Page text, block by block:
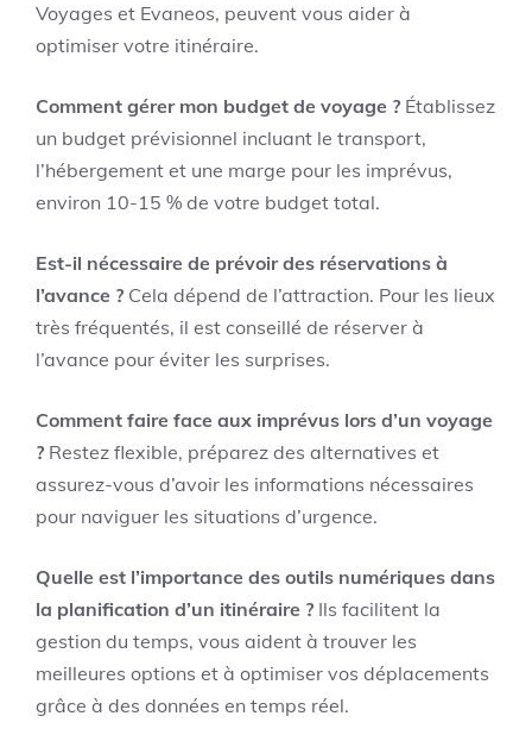
Voyages et Evaneos, peuvent vous aider à
optimiser votre itinéraire.
Comment gérer mon budget de voyage ? Établissez
un budget prévisionnel incluant le transport,
l’hébergement et une marge pour les imprévus,
environ 10-15 % de votre budget total.
Est-il nécessaire de prévoir des réservations à
l’avance ? Cela dépend de l’attraction. Pour les lieux
très fréquentés, il est conseillé de réserver à
l’avance pour éviter les surprises.
Comment faire face aux imprévus lors d’un voyage
? Restez flexible, préparez des alternatives et
assurez-vous d’avoir les informations nécessaires
pour naviguer les situations d’urgence.
Quelle est l’importance des outils numériques dans
la planification d’un itinéraire ? Ils facilitent la
gestion du temps, vous aident à trouver les
meilleures options et à optimiser vos déplacements
grâce à des données en temps réel.